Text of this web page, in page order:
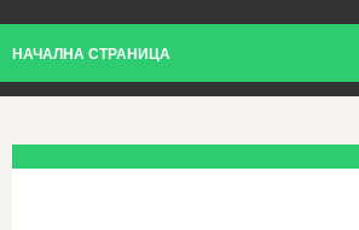
НАЧАЛНА СТРАНИЦА